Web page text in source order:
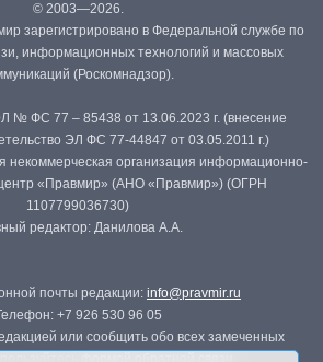
© 2003—2026.
зарегистрировано в Федеральной службе по
информационных технологий и массовых
(Роскомнадзор).
№ ФС 77 – 85438 от 13.06.2023 г. (внесение
ЭЛ ФС 77-44847 от 03.05.2011 г.)
некоммерческая организация информационно-
«Правмир» (АНО «Правмир») (ОГРН
1107799036730)
редактор: Данилова А.А.
почты редакции: info@pravmir.ru
+7 926 530 96 05
или сообщить обо всех замеченных